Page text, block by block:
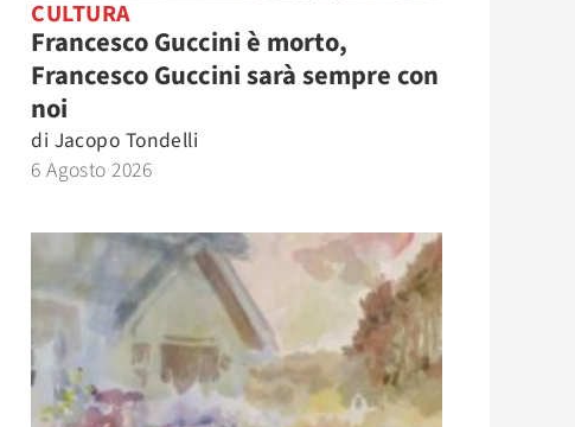
CULTURA
Francesco Guccini è morto,
Francesco Guccini sarà sempre con
noi
di Jacopo Tondelli
6 Agosto 2026